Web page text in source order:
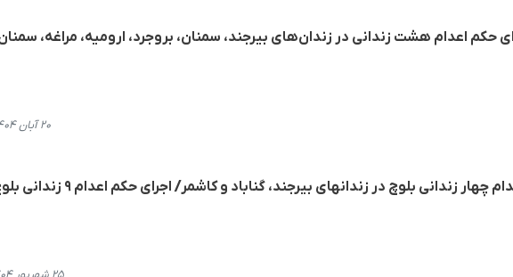
حکم اعدام هشت زندانی در زندان‌های بیرجند، سمنان، بروجرد، ارومیە، مراغه،
۲۰ آبان ۱۴۰۴، ۰۰:۱۸
اجرای حکم اعدام چهار زندانی بلوچ در زندانهای بیرجند، گناباد و